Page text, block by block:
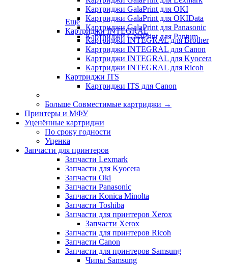
Картриджи GalaPrint для OKI
Картриджи GalaPrint для OKIData
Картриджи GalaPrint для Panasonic
Картриджи GalaPrint для Pantum
Еще
Картриджи INTEGRAL
Картриджи INTEGRAL для Brother
Картриджи INTEGRAL для Canon
Картриджи INTEGRAL для Kyocera
Картриджи INTEGRAL для Ricoh
Картриджи ITS
Картриджи ITS для Canon
Больше Совместимые картриджи →
Принтеры и МФУ
Уценённые картриджи
По сроку годности
Уценка
Запчасти для принтеров
Запчасти Lexmark
Запчасти для Kyocera
Запчасти Oki
Запчасти Panasonic
Запчасти Koniсa Minolta
Запчасти Toshiba
Запчасти для принтеров Xerox
Запчасти Xerox
Запчасти для принтеров Ricoh
Запчасти Canon
Запчасти для принтеров Samsung
Чипы Samsung